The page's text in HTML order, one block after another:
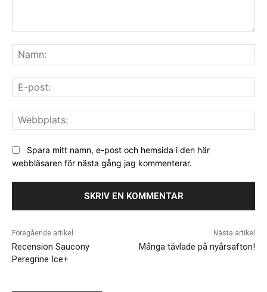
Spara mitt namn, e-post och hemsida i den här
webbläsaren för nästa gång jag kommenterar.
Föregående artikel
Recension Saucony
Peregrine Ice+
Nästa artikel
Många tävlade på nyårsafton!